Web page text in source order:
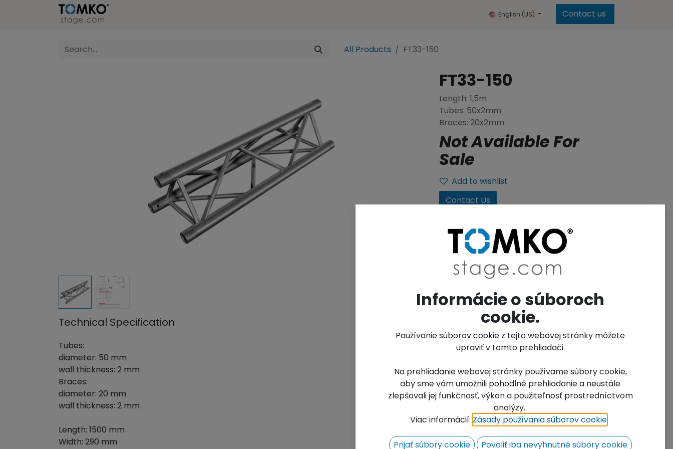
English (US) Contact us
All Products FT33-150
FT33-150
Length: 1,5m
Tubes: 50x2mm
Braces: 20x2mm
Not Available For
Sale
Add to wishlist
Contact Us
you, click to go to the contact form.
Art.No.:0123
Unit of Measure Name:Units
Technical Specification
Tubes:
diameter: 50 mm
wall thickness: 2 mm
Braces:
diameter: 20 mm
wall thickness: 2 mm
Length: 1500 mm
Width: 290 mm
Informácie o súboroch
cookie.
Používanie súborov cookie z tejto webovej stránky môžete
upraviť v tomto prehliadači.
Na prehliadanie webovej stránky používame súbory cookie,
aby sme vám umožnili pohodlné prehliadanie a neustále
zlepšovali jej funkčnosť, výkon a použiteľnosť prostredníctvom
analýzy.
Viac informácií: Zásady používania súborov cookie
Prijať súbory cookie Povoliť iba nevyhnutné súbory cookie